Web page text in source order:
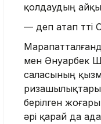
қолдаудың айқын
— деп атап өтті
мен Әнуарбек
саласының
берілген жоғары
әрі қарай да